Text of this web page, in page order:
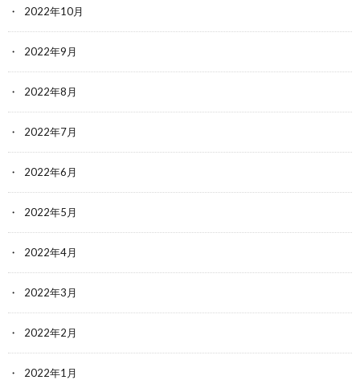
2022年10月
2022年9月
2022年8月
2022年7月
2022年6月
2022年5月
2022年4月
2022年3月
2022年2月
2022年1月